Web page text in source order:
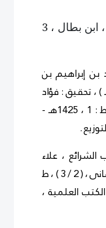
شرح صحيح البخارى ، ابن بطال ، 3
بن إبراهيم بن
النيسابورى ( ت : 319هـ ) ، تحقيق : فؤاد
عبد المنعم أحمد 1 / 45 ، ط : 1 ، 1425هـ -
الشرائع ، علاء
الدين أبو بكر بن مسعود الكاسانى ، ( 2 / 3 ) ، ط
، دار الكتب العلمية ،